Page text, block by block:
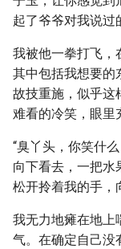
起了爷爷对我说过
我被他一拳打飞，
其中包括我想要的
故技重施，似乎这
难看的冷笑，眼里
“臭丫头，你笑什
向下看去，一把水
松开拎着我的手，
我无力地瘫在地上
气。在确定自己没